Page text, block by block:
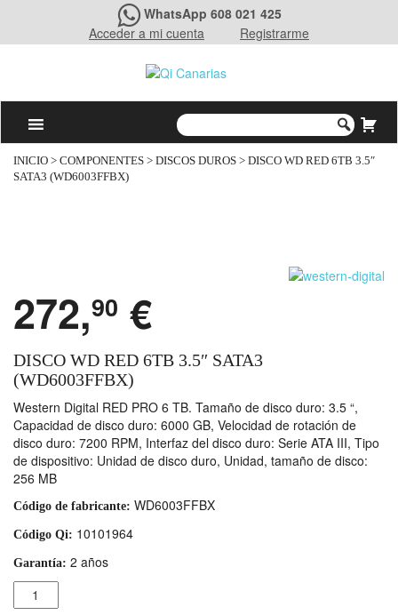
WhatsApp 608 021 425
Acceder a mi cuenta
Registrarme
INICIO > COMPONENTES > DISCOS DUROS > DISCO WD RED 6TB 3.5″
SATA3 (WD6003FFBX)
272,90 €
DISCO WD RED 6TB 3.5″ SATA3
(WD6003FFBX)
Western Digital RED PRO 6 TB. Tamaño de disco duro: 3.5 “,
Capacidad de disco duro: 6000 GB, Velocidad de rotación de
disco duro: 7200 RPM, Interfaz del disco duro: Serie ATA III, Tipo
de dispositivo: Unidad de disco duro, Unidad, tamaño de disco:
256 MB
Código de fabricante: WD6003FFBX
Código Qi: 10101964
Garantía: 2 años
Cantidad